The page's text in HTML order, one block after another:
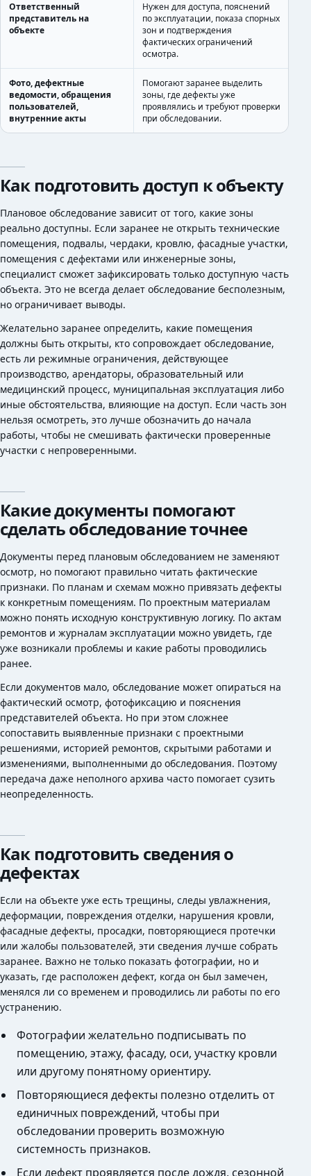
Ответственный
представитель на
объекте
Нужен для доступа, пояснений
по эксплуатации, показа спорных
зон и подтверждения
фактических ограничений
осмотра.
Фото, дефектные
ведомости, обращения
пользователей,
внутренние акты
Помогают заранее выделить
зоны, где дефекты уже
проявлялись и требуют проверки
при обследовании.
Как подготовить доступ к объекту
Плановое обследование зависит от того, какие зоны
реально доступны. Если заранее не открыть технические
помещения, подвалы, чердаки, кровлю, фасадные участки,
помещения с дефектами или инженерные зоны,
специалист сможет зафиксировать только доступную часть
объекта. Это не всегда делает обследование бесполезным,
но ограничивает выводы.
Желательно заранее определить, какие помещения
должны быть открыты, кто сопровождает обследование,
есть ли режимные ограничения, действующее
производство, арендаторы, образовательный или
медицинский процесс, муниципальная эксплуатация либо
иные обстоятельства, влияющие на доступ. Если часть зон
нельзя осмотреть, это лучше обозначить до начала
работы, чтобы не смешивать фактически проверенные
участки с непроверенными.
Какие документы помогают
сделать обследование точнее
Документы перед плановым обследованием не заменяют
осмотр, но помогают правильно читать фактические
признаки. По планам и схемам можно привязать дефекты
к конкретным помещениям. По проектным материалам
можно понять исходную конструктивную логику. По актам
ремонтов и журналам эксплуатации можно увидеть, где
уже возникали проблемы и какие работы проводились
ранее.
Если документов мало, обследование может опираться на
фактический осмотр, фотофиксацию и пояснения
представителей объекта. Но при этом сложнее
сопоставить выявленные признаки с проектными
решениями, историей ремонтов, скрытыми работами и
изменениями, выполненными до обследования. Поэтому
передача даже неполного архива часто помогает сузить
неопределенность.
Как подготовить сведения о
дефектах
Если на объекте уже есть трещины, следы увлажнения,
деформации, повреждения отделки, нарушения кровли,
фасадные дефекты, просадки, повторяющиеся протечки
или жалобы пользователей, эти сведения лучше собрать
заранее. Важно не только показать фотографии, но и
указать, где расположен дефект, когда он был замечен,
менялся ли со временем и проводились ли работы по его
устранению.
Фотографии желательно подписывать по
помещению, этажу, фасаду, оси, участку кровли
или другому понятному ориентиру.
Повторяющиеся дефекты полезно отделить от
единичных повреждений, чтобы при
обследовании проверить возможную
системность признаков.
Если дефект проявляется после дождя, сезонной